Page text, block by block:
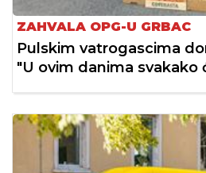
ZAHVALA OPG-U GRBAC
Pulskim vatrogascima
"U ovim danima svakako